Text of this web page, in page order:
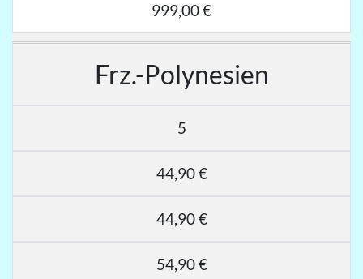
999,00 €
Frz.-Polynesien
5
44,90 €
44,90 €
54,90 €